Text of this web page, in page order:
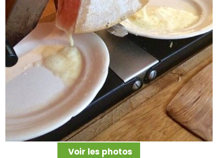
Voir les photos